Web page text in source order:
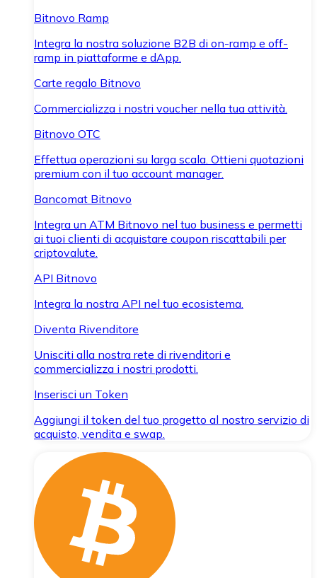
Bitnovo Ramp
Integra la nostra soluzione B2B di on-ramp e off-
ramp in piattaforme e dApp.
Carte regalo Bitnovo
Commercializza i nostri voucher nella tua attività.
Bitnovo OTC
Effettua operazioni su larga scala. Ottieni quotazioni
premium con il tuo account manager.
Bancomat Bitnovo
Integra un ATM Bitnovo nel tuo business e permetti
ai tuoi clienti di acquistare coupon riscattabili per
criptovalute.
API Bitnovo
Integra la nostra API nel tuo ecosistema.
Diventa Rivenditore
Unisciti alla nostra rete di rivenditori e
commercializza i nostri prodotti.
Inserisci un Token
Aggiungi il token del tuo progetto al nostro servizio di
acquisto, vendita e swap.